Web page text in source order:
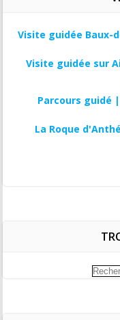
Visite guidée Baux-
Visite guidée sur
Parcours guidé
La Roque